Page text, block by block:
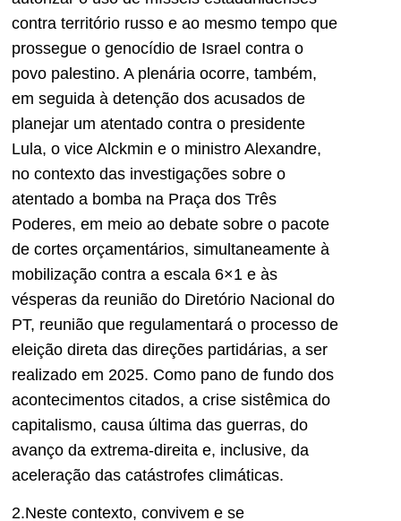
contra território russo e ao mesmo tempo que
prossegue o genocídio de Israel contra o
povo palestino. A plenária ocorre, também,
em seguida à detenção dos acusados de
planejar um atentado contra o presidente
Lula, o vice Alckmin e o ministro Alexandre,
no contexto das investigações sobre o
atentado a bomba na Praça dos Três
Poderes, em meio ao debate sobre o pacote
de cortes orçamentários, simultaneamente à
mobilização contra a escala 6×1 e às
vésperas da reunião do Diretório Nacional do
PT, reunião que regulamentará o processo de
eleição direta das direções partidárias, a ser
realizado em 2025. Como pano de fundo dos
acontecimentos citados, a crise sistêmica do
capitalismo, causa última das guerras, do
avanço da extrema-direita e, inclusive, da
aceleração das catástrofes climáticas.
2.Neste contexto, convivem e se